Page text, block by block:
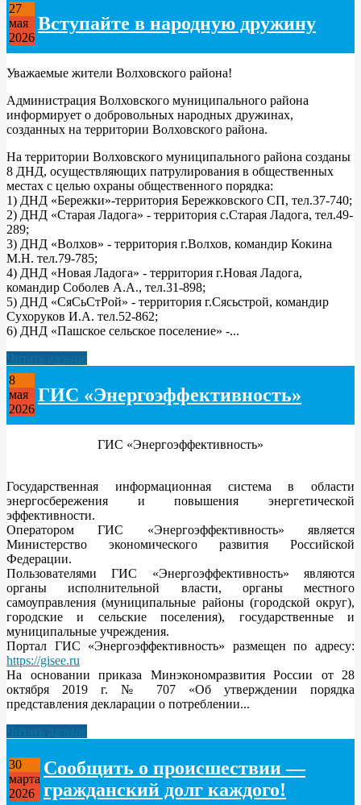
27
мая
2026
Вступайте в народную дружину
Уважаемые жители Волховского района!
Администрация Волховского муниципального района
информирует о добровольных народных дружинах,
созданных на территории Волховского района.
На территории Волховского муниципального района созданы
8 ДНД, осуществляющих патрулирования в общественных
местах с целью охраны общественного порядка:
1) ДНД «Бережки»-территория Бережковского СП, тел.37-740;
2) ДНД «Старая Ладога» - территория с.Старая Ладога, тел.49-
289;
3) ДНД «Волхов» - территория г.Волхов, командир Кокина
М.Н. тел.79-785;
4) ДНД «Новая Ладога» - территория г.Новая Ладога,
командир Соболев А.А., тел.31-898;
5) ДНД «СяСьСтРой» - территория г.Сясьстрой, командир
Сухоруков И.А. тел.52-862;
6) ДНД «Пашское сельское поселение» -...
Читать дальше
8
мая
2026
ГИС «Энергоэффективность»
ГИС «Энергоэффективность»
Государственная информационная система в области
энергосбережения и повышения энергетической
эффективности.
Оператором ГИС «Энергоэффективность» является
Министерство экономического развития Российской
Федерации.
Пользователями ГИС «Энергоэффективность» являются
органы исполнительной власти, органы местного
самоуправления (муниципальные районы (городской округ),
городские и сельские поселения), государственные и
муниципальные учреждения.
Портал ГИС «Энергоэффективность» размещен по адресу:
https://gisee.ru
На основании приказа Минэкономразвития России от 28
октября 2019 г. № 707 «Об утверждении порядка
представления декларации о потреблении...
Читать дальше
30
марта
2026
Сообщить о происшествии —
гражданский долг каждого!